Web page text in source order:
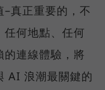
真正重要的，不
何地點、任何
連線體驗，將
AI 浪潮最關鍵的